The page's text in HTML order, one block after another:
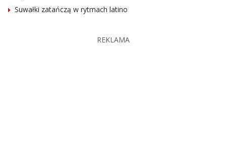
Suwałki zatańczą w rytmach latino
REKLAMA